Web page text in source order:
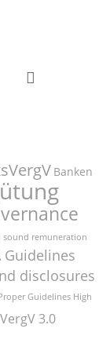
Banken
sound remuneration
Guidelines
disclosures
Guidelines High
3.0